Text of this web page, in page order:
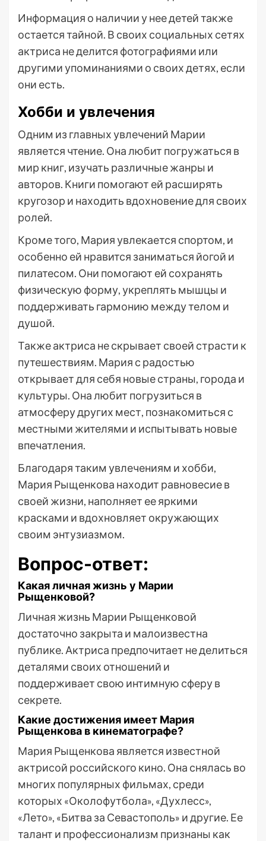
Информация о наличии у нее детей также
остается тайной. В своих социальных сетях
актриса не делится фотографиями или
другими упоминаниями о своих детях, если
они есть.
Хобби и увлечения
Одним из главных увлечений Марии
является чтение. Она любит погружаться в
мир книг, изучать различные жанры и
авторов. Книги помогают ей расширять
кругозор и находить вдохновение для своих
ролей.
Кроме того, Мария увлекается спортом, и
особенно ей нравится заниматься йогой и
пилатесом. Они помогают ей сохранять
физическую форму, укреплять мышцы и
поддерживать гармонию между телом и
душой.
Также актриса не скрывает своей страсти к
путешествиям. Мария с радостью
открывает для себя новые страны, города и
культуры. Она любит погрузиться в
атмосферу других мест, познакомиться с
местными жителями и испытывать новые
впечатления.
Благодаря таким увлечениям и хобби,
Мария Рыщенкова находит равновесие в
своей жизни, наполняет ее яркими
красками и вдохновляет окружающих
своим энтузиазмом.
Вопрос-ответ:
Какая личная жизнь у Марии
Рыщенковой?
Личная жизнь Марии Рыщенковой
достаточно закрыта и малоизвестна
публике. Актриса предпочитает не делиться
деталями своих отношений и
поддерживает свою интимную сферу в
секрете.
Какие достижения имеет Мария
Рыщенкова в кинематографе?
Мария Рыщенкова является известной
актрисой российского кино. Она снялась во
многих популярных фильмах, среди
которых «Околофутбола», «Духлесс»,
«Лето», «Битва за Севастополь» и другие. Ее
талант и профессионализм признаны как